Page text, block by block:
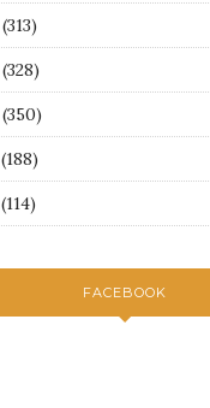
(313)
(328)
(350)
(188)
(114)
FACEBOOK